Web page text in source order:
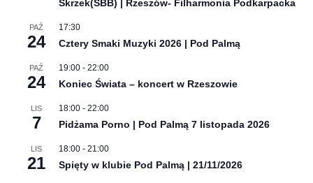
Skrzek(SBB) | Rzeszów- Filharmonia Podkarpacka
PAŹ
24
17:30
Cztery Smaki Muzyki 2026 | Pod Palmą
PAŹ
24
19:00 - 22:00
Koniec Świata – koncert w Rzeszowie
LIS
7
18:00 - 22:00
Pidżama Porno | Pod Palmą 7 listopada 2026
LIS
21
18:00 - 21:00
Spięty w klubie Pod Palmą | 21/11/2026